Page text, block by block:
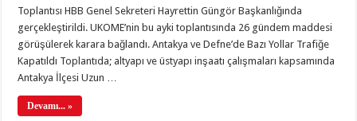
Toplantısı HBB Genel Sekreteri Hayrettin Güngör Başkanlığında
gerçekleştirildi. UKOME’nin bu ayki toplantısında 26 gündem maddesi
görüşülerek karara bağlandı. Antakya ve Defne’de Bazı Yollar Trafiğe
Kapatıldı Toplantıda; altyapı ve üstyapı inşaatı çalışmaları kapsamında
Antakya İlçesi Uzun …
Devamı... »